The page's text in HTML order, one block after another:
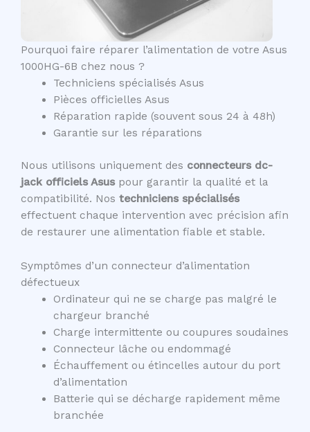
Pourquoi faire réparer l’alimentation de votre Asus
1000HG-6B chez nous ?
Techniciens spécialisés Asus
Pièces officielles Asus
Réparation rapide (souvent sous 24 à 48h)
Garantie sur les réparations
Nous utilisons uniquement des connecteurs dc-
jack officiels Asuspour garantir la qualité et la
compatibilité. Nos techniciens spécialisés
effectuent chaque intervention avec précision afin
de restaurer une alimentation fiable et stable.
Symptômes d’un connecteur d’alimentation
défectueux
Ordinateur qui ne se charge pas malgré le
chargeur branché
Charge intermittente ou coupures soudaines
Connecteur lâche ou endommagé
Échauffement ou étincelles autour du port
d’alimentation
Batterie qui se décharge rapidement même
branchée